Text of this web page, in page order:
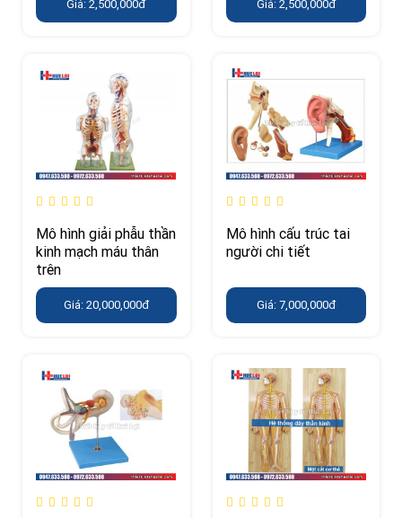
Giá: 2,500,000đ Giá: 2,500,000đ
Mô hình giải phẫu thần
kinh mạch máu thân
trên
Giá: 20,000,000đ
Mô hình cấu trúc tai
người chi tiết
Giá: 7,000,000đ